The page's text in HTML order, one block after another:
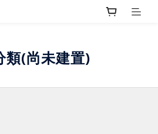
類(尚未建置)